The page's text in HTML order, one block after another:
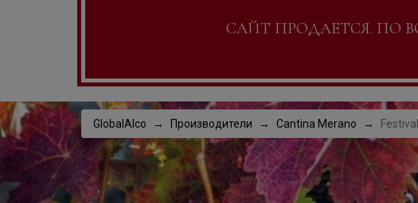
САЙТ ПРОДАЕТСЯ. ПО
GlobalAlco Производители Cantina Merano